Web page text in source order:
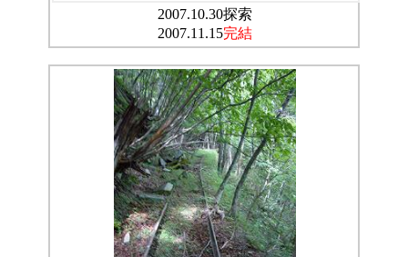
2007.10.30探索
2007.11.15完結